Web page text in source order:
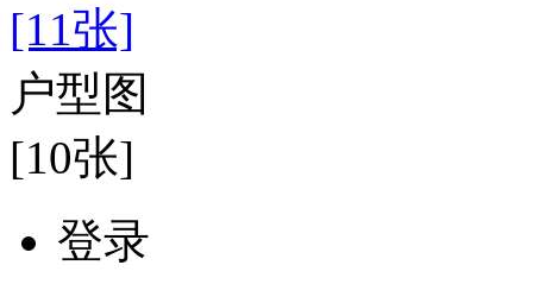
[11张]
户型图
[10张]
登录